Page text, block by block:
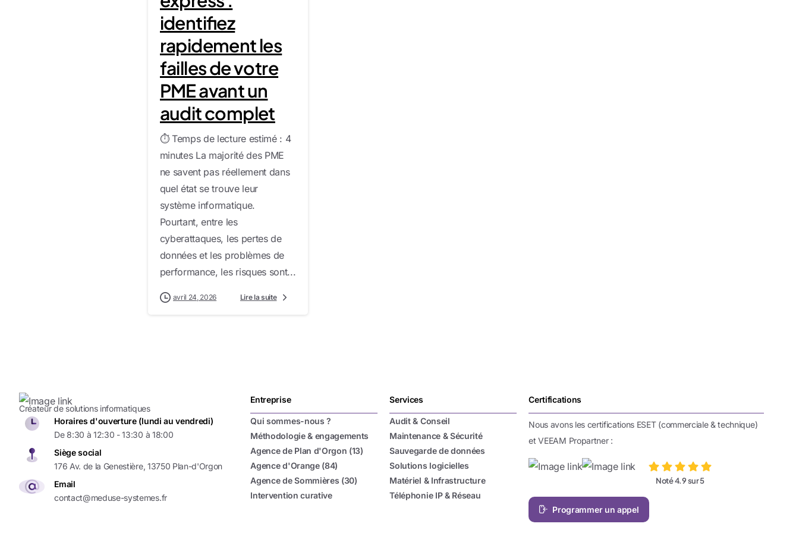
identifiez
rapidement les
failles de votre
PME avant un
audit complet
⏱️ Temps de lecture estimé : 4
minutes La majorité des PME
ne savent pas réellement dans
quel état se trouve leur
système informatique.
Pourtant, entre les
cyberattaques, les pertes de
données et les problèmes de
performance, les risques sont...
avril 24, 2026 Lire la suite
Créateur de solutions informatiques
Horaires d'ouverture (lundi au vendredi)
De 8:30 à 12:30 - 13:30 à 18:00
Siège social
176 Av. de la Genestière, 13750 Plan-d'Orgon
Email
contact@meduse-systemes.fr
Entreprise
Qui sommes-nous ?
Méthodologie & engagements
Agence de Plan d'Orgon (13)
Agence d'Orange (84)
Agence de Sommières (30)
Intervention curative
Services
Audit & Conseil
Maintenance & Sécurité
Sauvegarde de données
Solutions logicielles
Matériel & Infrastructure
Téléphonie IP & Réseau
Certifications
Nous avons les certifications ESET (commerciale & technique)
et VEEAM Propartner :
Noté 4.9 sur 5
Programmer un appel